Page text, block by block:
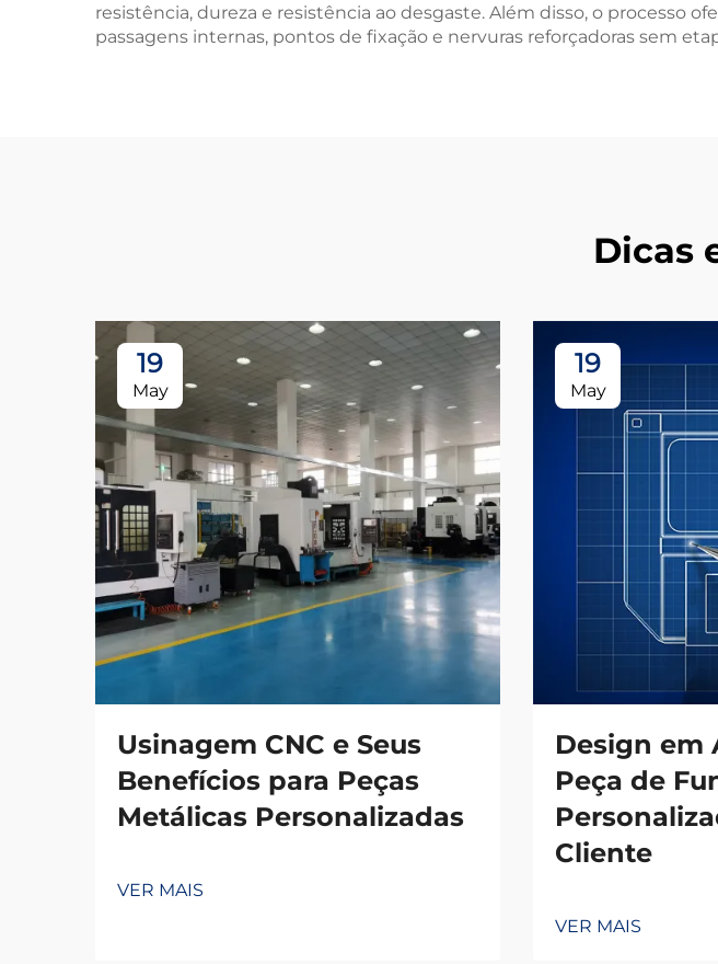
resistência, dureza e resistência ao desgaste. Além disso, o processo
passagens internas, pontos de fixação e nervuras reforçadoras sem
Dicas
19
May
Usinagem CNC e Seus
Benefícios para Peças
Metálicas Personalizadas
VER MAIS
19
May
Design em
Peça de
Cliente
VER MAIS